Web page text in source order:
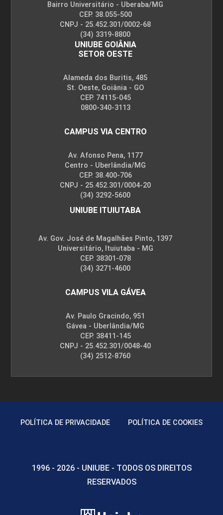
Bairro Universitário - Uberaba/MG
CEP. 38.055-500
CNPJ - 25.452.301/0002-68
(34) 3319-8800
UNIUBE GOIÂNIA
SETOR OESTE
Alameda dos Buritis, 485
St. Oeste, Goiânia - GO
CEP. 74115-045
0800-340-3113
CAMPUS VIA CENTRO
Av. Afonso Pena, 1177
Centro - Uberlândia/MG
CEP. 38.400-706
CNPJ - 25.452.301/0004-20
(34) 3292-5600
UNIUBE ITUIUTABA
Av. Gov. José de Magalhães Pinto, 1397
Universitário, Ituiutaba - MG
CEP. 38301-078
(34) 3271-4600
CAMPUS VILA GÁVEA
Av. Paulo Gracindo, 951
Gávea - Uberlândia/MG
CEP. 38411-145
CNPJ - 25.452.301/0048-40
(34) 2512-8760
POLÍTICA DE PRIVACIDADE POLÍTICA DE COOKIES
1996 - 2026 - UNIUBE - TODOS OS DIREITOS
RESERVADOS